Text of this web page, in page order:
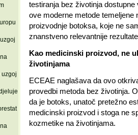
uzgoj
testiranja bez životinja
ove moderne metode
proizvodnje botoksa, koje ne
znanstveno relevantnije
Kao medicinski proizvod, ne
životinjama
ECEAE naglašava da ovo
provedbi metoda bez životinja.
da je botoks, unatoč pretežno
medicinski proizvod i stoga ne
kozmetike na životinjama.